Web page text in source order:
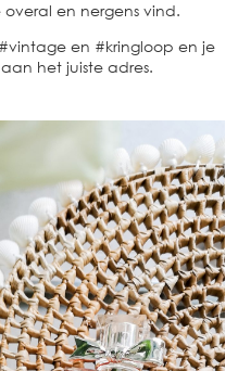
en nergens vind.
en #kringloop en je
het juiste adres.